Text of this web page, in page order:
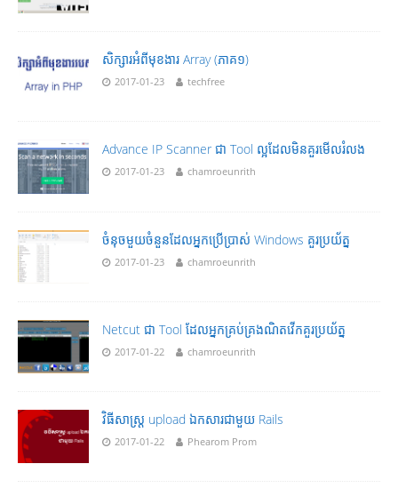
សិក្សារអំពីមុខងារ Array (ភាគ១)
2017-01-23 techfree
Advance IP Scanner ជា Tool ល្អដែលមិនគួរមើលរំលង
2017-01-23 chamroeunrith
ចំនុចមួយចំនួនដែលអ្នកប្រើប្រាស់ Windows គួរប្រយ័ត្ន
2017-01-23 chamroeunrith
Netcut ជា Tool ដែលអ្នកគ្រប់គ្រងណិតវើកគួរប្រយ័ត្ន
2017-01-22 chamroeunrith
វិធីសាស្រ្ត upload ឯកសារជាមួយ Rails
2017-01-22 Phearom Prom